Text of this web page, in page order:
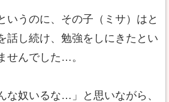
いうのに、その子（ミサ）はと
話し続け、勉強をしにきたとい
せんでした…。
な奴いるな…」と思いながら、